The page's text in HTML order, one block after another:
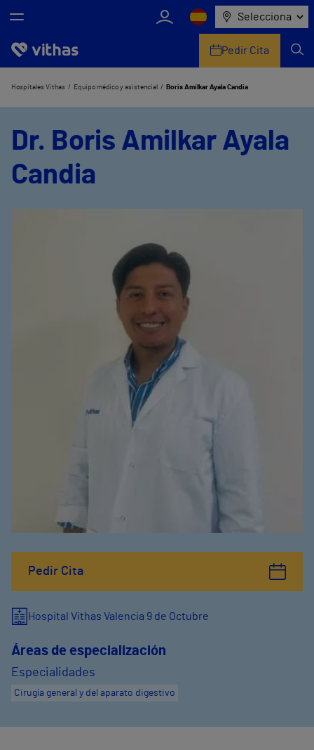
Selecciona
Nosotros
Pedir Cita
Hospitales Vithas Equipo médico y asistencial Boris Amilkar Ayala Candia
Pedir Cita
Dr. Boris Amilkar Ayala
Candia
Hospital Vithas Valencia 9 de Octubre
Áreas de especialización
Especialidades
Cirugía general y del aparato digestivo